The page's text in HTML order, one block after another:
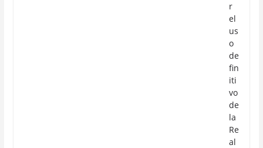
r
el
us
o
de
fin
iti
vo
de
la
Re
al